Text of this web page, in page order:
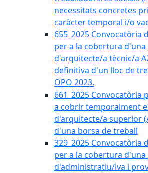
necessitats concretes
caràcter temporal i/o
655_2025 Convocatòria
per a la cobertura d'una
d'arquitecte/a tècnic/a
definitiva d'un lloc de
OPO 2023.
661_2025 Convocatòria
a cobrir temporalment
d'arquitecte/a superior
d'una borsa de treball
329_2025 Convocatòria
per a la cobertura d'una
d'administratiu/iva i